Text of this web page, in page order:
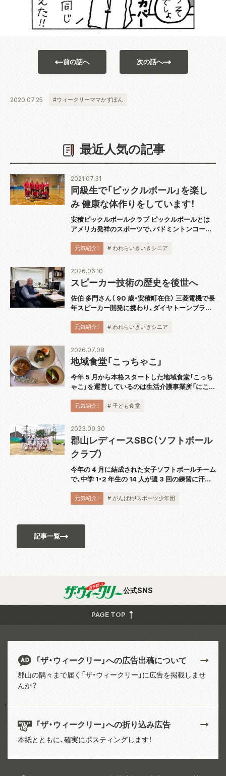
前の話へ 次の話へ
2020.07.25 #ウィークリーママかずぽん
最近人気の記事
同級生で「ピックルボール」を楽し
み 健康な体作りをしています！
安積ピックルボールクラブ ピックルボールとは
アメリカ発祥のスポーツで、バドミントンコート
ケットを使用し、穴あきのプラスチックボールを
激...
元気紹介！ # われらいきいきシニア
2021.07.31
スピーカー技術の歴史を後世へ
佐伯 多門さん（ 90 歳・安積町在住） 三菱電機で長
年スピーカー開発に携わり、ダイヤトーンブラン
に『スピーカー技術の 100 年』完結巻を出版し、
元気紹介！ # われらいきいきシニア
2026.06.10
地域食堂「こっちゃこ」
今年 5 月から本格スタートした地域食堂「こっち
ゃこ」を運営しているのは生活介護事業所「にこっ
い者の通所障がい福祉サービスを提供しているの
元気紹介！ # 子ども食堂
2026.07.08
郡山レディースSBC（ソフトボール
クラブ）
今年の 4 月に結成された女子ソフトボールチーム
で、中学 1・2 年生の 14 人が週 3 回の練習に汗を
思を誰に対しても伝えられるよう、日頃の練習か
元気紹介！ # がんばれ!スポーツ少年団
2023.09.30
記事一覧
公式SNS
PAGE TOP
「ザ・ウィークリー」への広告出稿について
郡山の隅々まで届く「ザ・ウィークリー」に広告を掲載しませ
んか？
「ザ・ウィークリー」への折り込み広告
本紙とともに、確実にポスティングします！